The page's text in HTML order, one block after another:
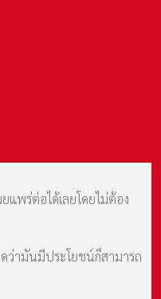
แพร่ต่อได้เลยโดยไม่ต้อง
ดว่ามันมีประโยชน์ก็สามารถ